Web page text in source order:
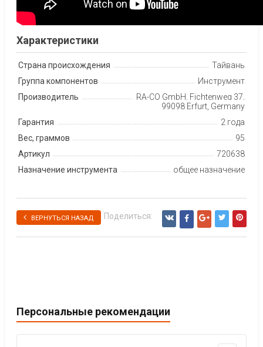
Характеристики
Страна происхождения
Тайвань
Группа компонентов
Инструмент
Производитель
RA-CO GmbH, Fichtenweg 37,
99098 Erfurt, Germany
Гарантия
2 года
Вес, граммов
95
Артикул
720638
Назначение инструмента
общее назначение
ВЕРНУТЬСЯ НАЗАД Поделиться:
Персональные рекомендации